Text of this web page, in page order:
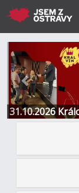
31.10.2026
Restaurace a